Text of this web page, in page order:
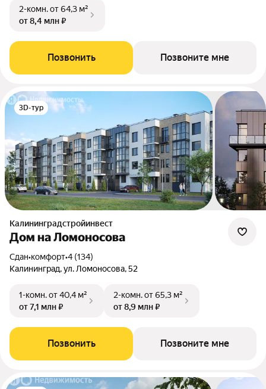
2-комн.от 64,3 м²
от 8,4 млн ₽
Позвонить Позвоните мне
3D-тур
Калининградстройинвест
Дом на Ломоносова
Сдан•комфорт•4 (134)
Калининград, ул. Ломоносова, 52
1-комн.от 40,4 м²
от 7,1 млн ₽
2-комн.от 65,3 м²
от 8,9 млн ₽
Позвонить Позвоните мне